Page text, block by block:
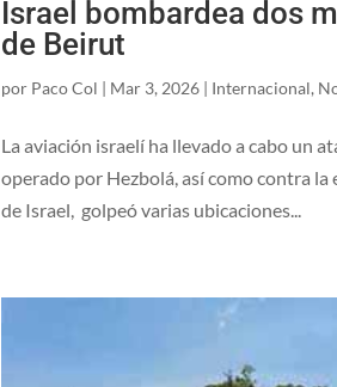
Israel bombardea dos
de Beirut
por Paco Col Mar 3, 2026 Internacional,
La aviación israelí ha llevado a cabo un
operado por Hezbolá, así como contra
de Israel, golpeó varias ubicaciones...